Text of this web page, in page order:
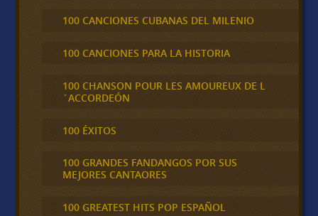
100 CANCIONES CUBANAS DEL MILENIO
100 CANCIONES PARA LA HISTORIA
100 CHANSON POUR LES AMOUREUX DE L
´ACCORDEÓN
100 ÉXITOS
100 GRANDES FANDANGOS POR SUS
MEJORES CANTAORES
100 GREATEST HITS POP ESPAÑOL